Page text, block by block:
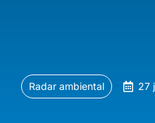
Radar ambiental 27